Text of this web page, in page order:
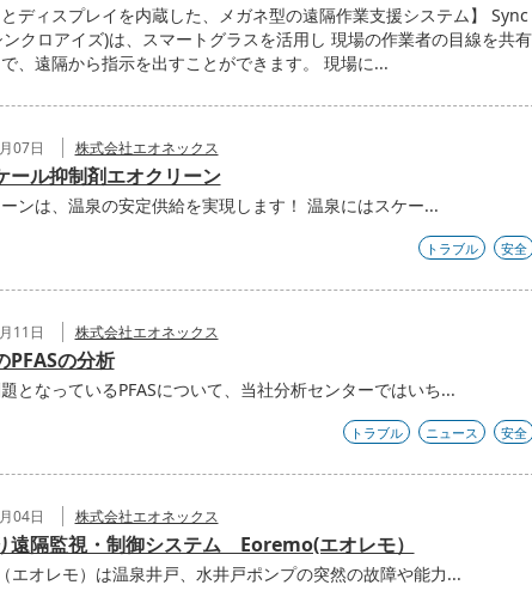
とディスプレイを内蔵した、メガネ型の遠隔作業支援システム】 Sync
クロアイズ)は、スマートグラスを活用し 現場の作業者の目線を共有
、遠隔から指示を出すことができます。 現場に...
07日 株式会社エオネックス
ール抑制剤エオクリーン
ンは、温泉の安定供給を実現します！ 温泉にはスケー...
トラブル 安全
11日 株式会社エオネックス
PFASの分析
となっているPFASについて、当社分析センターではいち...
トラブル ニュース 安全
04日 株式会社エオネックス
遠隔監視・制御システム Eoremo(エオレモ）
エオレモ）は温泉井戸、水井戸ポンプの突然の故障や能力...